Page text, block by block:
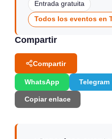
Entrada gratuita
Todos los eventos en
Compartir
Compartir
WhatsApp Telegram
Copiar enlace